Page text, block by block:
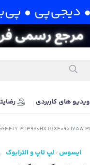
ویدیو های کاربردی
ایسوس / لپ تاپ و الترابوک /